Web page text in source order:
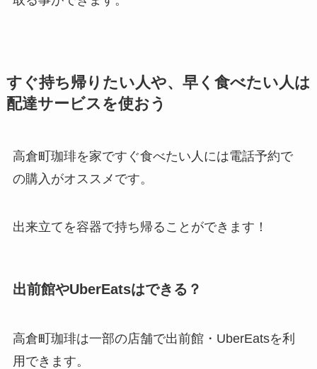
すぐ持ち帰りたい人や、早く食べたい人は
配達サービスを使おう
高倉町珈琲を家ですぐ食べたい人には電話予約で
の購入がオススメです。
出来立てを容器で持ち帰ることができます！
出前館やUberEatsはできる？
高倉町珈琲は一部の店舗で出前館・UberEatsを利
用できます。